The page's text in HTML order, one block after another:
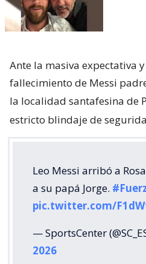
Ante la masiva expectativa
fallecimiento de Messi
la localidad santafesina de
estricto blindaje de
Leo Messi arribó a
a su papá Jorge.
pic.twitter.com/
— SportsCenter
2026